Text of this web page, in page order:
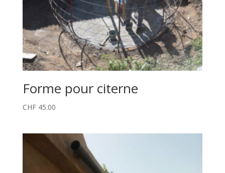
Forme pour citerne
CHF45.00